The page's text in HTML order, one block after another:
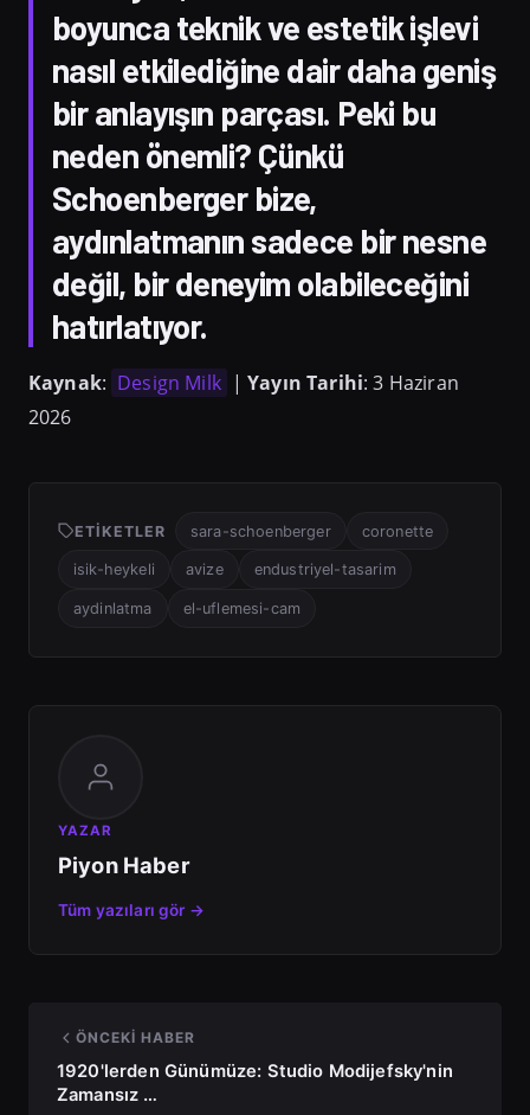
boyunca teknik ve estetik işlevi
nasıl etkilediğine dair daha geniş
bir anlayışın parçası. Peki bu
neden önemli? Çünkü
Schoenberger bize,
aydınlatmanın sadece bir nesne
değil, bir deneyim olabileceğini
hatırlatıyor.
Kaynak: Design Milk |Yayın Tarihi: 3 Haziran
2026
ETIKETLER sara-schoenberger coronette
isik-heykeli avize endustriyel-tasarim
aydinlatma el-uflemesi-cam
YAZAR
Piyon Haber
Tüm yazıları gör →
ÖNCEKI HABER
1920'lerden Günümüze: Studio Modijefsky'nin
Zamansız …